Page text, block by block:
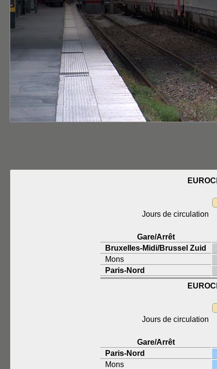
Jours de circulation
Gare/Arrêt
Bruxelles-Midi/Brussel Zuid
Mons
Paris-Nord
Jours de circulation
Gare/Arrêt
Paris-Nord
Mons